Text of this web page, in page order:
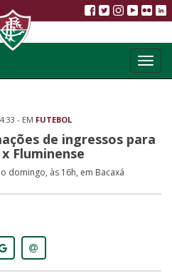
- EM FUTEBOL
de ingressos para
Fluminense
domingo, às 16h, em Bacaxá